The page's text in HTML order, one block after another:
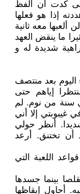
كدت أن ألفظ
إذا هو فعلها
معه ثانية
ما ينقض العهد
شديدة له و
بعد منتصف
إياهم حتى
سنة من نوم. لم
إلا أني
أنظر حولي
أن تختنق. أرعد
اللعبة التي
بينما جسدها
أحاول إيقاظها